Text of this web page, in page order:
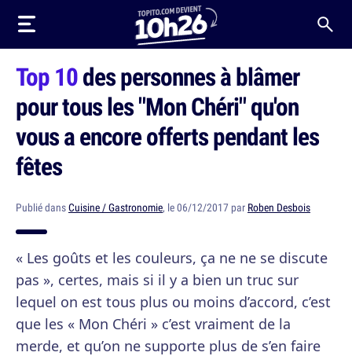
Top 10des personnes à blâmer
pour tous les "Mon Chéri" qu'on
vous a encore offerts pendant les
fêtes
Publié dansCuisine / Gastronomie, le 06/12/2017 par Roben Desbois
« Les goûts et les couleurs, ça ne ne se discute
pas », certes, mais si il y a bien un truc sur
lequel on est tous plus ou moins d’accord, c’est
que les « Mon Chéri » c’est vraiment de la
merde, et qu’on ne supporte plus de s’en faire